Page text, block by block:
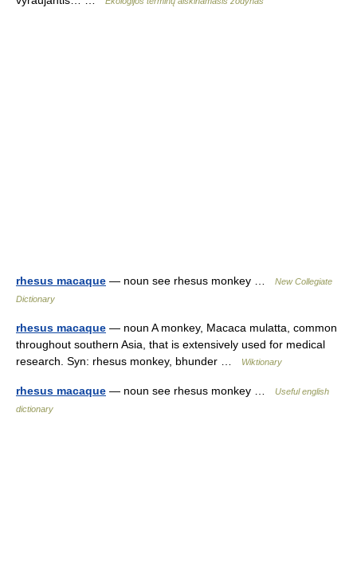
rhesus macaque — noun see rhesus monkey …
New Collegiate
Dictionary
rhesus macaque — noun A monkey, Macaca mulatta, common
throughout southern Asia, that is extensively used for medical
research. Syn: rhesus monkey, bhunder …
Wiktionary
rhesus macaque — noun see rhesus monkey …
Useful english
dictionary